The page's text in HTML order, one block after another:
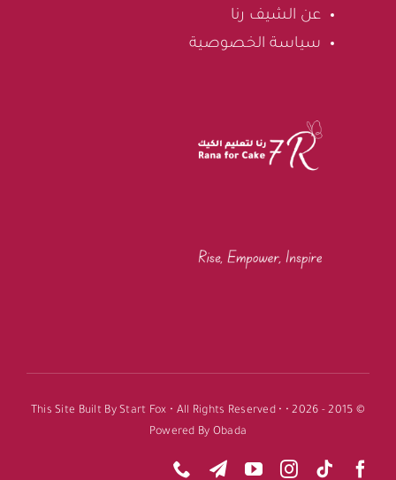
عن الشيف رنا
سياسة الخصوصية
© 2015 - 2026 •
This Site Built ByStart Fox • All Rights Reserved •
Powered By Obada